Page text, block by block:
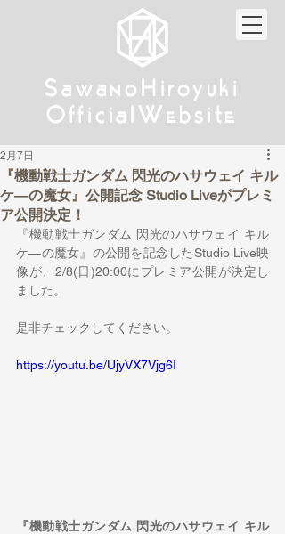
Sa wanoHiroyuki
Official W ebsite
Sa wanoHiroyuki
Official W ebsite
『機動戦士ガンダム 閃光のハサウェイ キル
ケ―の魔女』公開記念 Studio Liveがプレミ
ア公開決定！
2月7日
『機動戦士ガンダム 閃光のハサウェイ キル
ケ―の魔女』の公開を記念したStudio Live映
像が、2/8(日)20:00にプレミア公開が決定し
ました。
是非チェックしてください。
https://youtu.be/UjyVX7Vjg6I
『機動戦士ガンダム 閃光のハサウェイ キル